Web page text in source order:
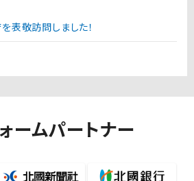
表敬訪問しました！
ームパートナー